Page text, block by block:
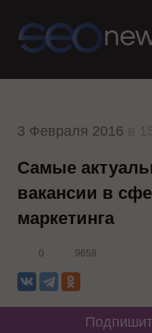
3 Февраля 2016
Самые
вакансии в
маркетинга
0 9658